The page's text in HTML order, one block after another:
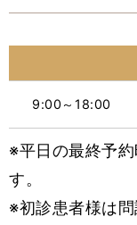
9:00～18:00
※平日の最終予
す。
※初診患者様は問